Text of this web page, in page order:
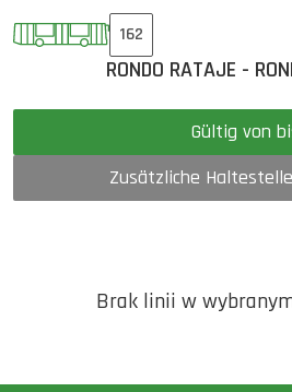
162
RONDO RATAJE -
Gültig
Zusätzliche
Brak linii w